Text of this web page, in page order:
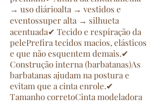
→ uso diárioalta → vestidos e
eventossuper alta → silhueta
acentuada✔ Tecido e respiração da
pelePrefira tecidos macios, elásticos
e que não esquentem demais.✔
Construção interna (barbatanas)As
barbatanas ajudam na postura e
evitam que a cinta enrole.✔
Tamanho corretoCinta modeladora